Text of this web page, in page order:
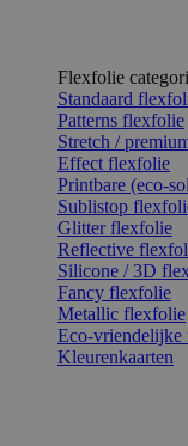
Flexfolie
Standaard
Patterns flexfolie
Stretch /
Effect flexfolie
Printbare (eco-
Sublistop
Glitter flexfolie
Reflective
Silicone / 3D
Fancy flexfolie
Metallic flexfolie
Eco-
Kleurenkaarten